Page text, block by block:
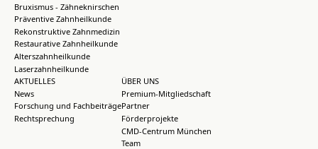
Bruxismus - Zähneknirschen
Präventive Zahnheilkunde
Rekonstruktive Zahnmedizin
Restaurative Zahnheilkunde
Alterszahnheilkunde
Laserzahnheilkunde
AKTUELLES
News
Forschung und Fachbeiträge
Rechtsprechung
ÜBER UNS
Premium-Mitgliedschaft
Partner
Förderprojekte
CMD-Centrum München
Team